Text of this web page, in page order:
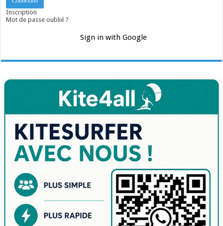
Inscription
Mot de passe oublié ?
Sign in with Google